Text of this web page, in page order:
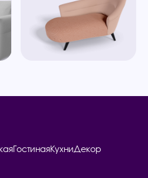
ГостинаяКухниДекор